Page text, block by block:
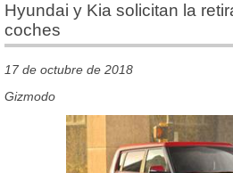
Hyundai y Kia solicitan la
coches
17 de octubre de 2018
Gizmodo